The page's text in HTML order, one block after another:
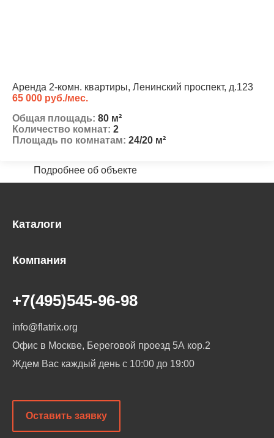
Аренда 2-комн. квартиры, Ленинский проспект, д.123
65 000 руб./мес.
Общая площадь: 80 м²
Количество комнат: 2
Площадь по комнатам: 24/20 м²
Подробнее об объекте
Каталоги
Компания
+7(495)545-96-98
info@flatrix.org
Офис в Москве, Береговой проезд 5А кор.2
Ждем Вас каждый день с 10:00 до 19:00
Оставить заявку